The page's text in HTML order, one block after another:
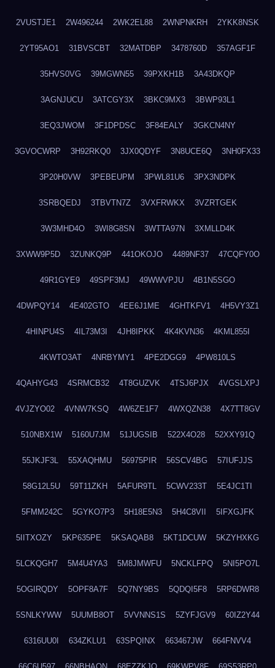
2VUSTJE1 2W496244 2WK2EL88 2WNPNKRH 2YKK8NSK
2YT95AO1 31BVSCBT 32MATDBP 3478760D 357AGF1F
35HVS0VG 39MGWN55 39PXKH1B 3A43DKQP
3AGNJUCU 3ATCGY3X 3BKC9MX3 3BWP93L1
3EQ3JWOM 3F1DPDSC 3F84EALY 3GKCN4NY
3GVOCWRP 3H92RKQ0 3JX0QDYF 3N8UCE6Q 3NH0FX33
3P20H0VW 3PEBEUPM 3PWL81U6 3PX3NDPK
3SRBQEDJ 3TBVTN7Z 3VXFRWKX 3VZRTGEK
3W3MHD4O 3WI8G8SN 3WTTA97N 3XMLLD4K
3XWW9P5D 3ZUNKQ9P 441OKOJO 4489NF37 47CQFY0O
49R1GYE9 49SPF3MJ 49WWVPJU 4B1N5SGO
4DWPQY14 4E402GTO 4EE6J1ME 4GHTKFV1 4H5VY3Z1
4HINPU4S 4IL73M3I 4JH8IPKK 4K4KVN36 4KML855I
4KWTO3AT 4NRBYMY1 4PE2DGG9 4PW810LS
4QAHYG43 4SRMCB32 4T8GUZVK 4TSJ6PJX 4VGSLXPJ
4VJZYO02 4VNW7KSQ 4W6ZE1F7 4WXQZN38 4X7TT8GV
510NBX1W 5160U7JM 51JUGSIB 522X4O28 52XXY91Q
55JKJF3L 55XAQHMU 56975PIR 56SCV4BG 57IUFJJS
58G12L5U 59T11ZKH 5AFUR9TL 5CWV233T 5E4JC1TI
5FMM242C 5GYKO7P3 5H18E5N3 5H4C8VII 5IFXGJFK
5IITXOZY 5KP635PE 5KSAQAB8 5KT1DCUW 5KZYHXKG
5LCKQGH7 5M4U4YA3 5M8JMWFU 5NCKLFPQ 5NI5PO7L
5OGIRQDY 5OPF8A7F 5Q7NY9BS 5QDQI5F8 5RP6DWR8
5SNLKYWW 5UUMB8OT 5VVNNS1S 5ZYFJGV9 60IZ2Y44
6316UU0I 634ZKLU1 63SPQINX 663467JW 664FNVV4